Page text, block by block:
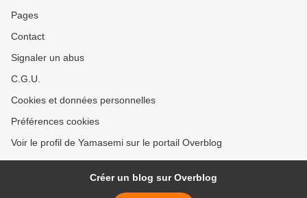
Pages
Contact
Signaler un abus
C.G.U.
Cookies et données personnelles
Préférences cookies
Voir le profil de Yamasemi sur le portail Overblog
Créer un blog sur Overblog